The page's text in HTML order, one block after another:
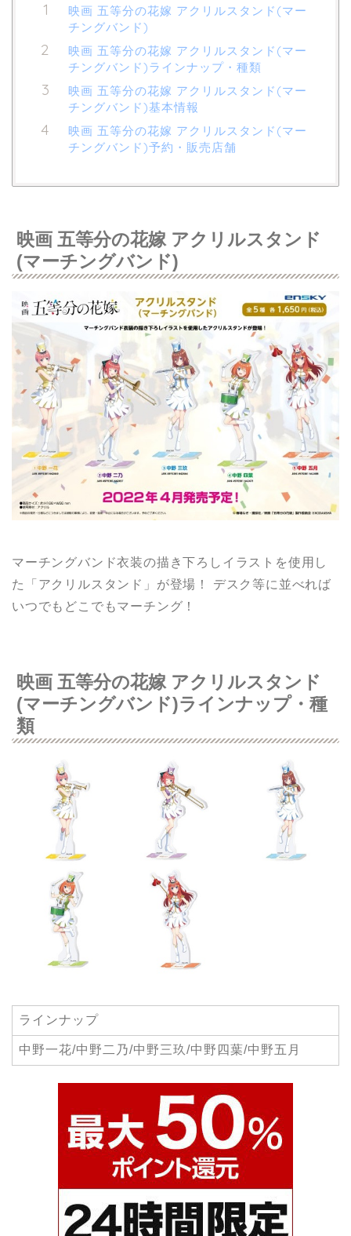
映画 五等分の花嫁 アクリルスタンド(マー
チングバンド)
映画 五等分の花嫁 アクリルスタンド(マー
チングバンド)ラインナップ・種類
映画 五等分の花嫁 アクリルスタンド(マー
チングバンド)基本情報
映画 五等分の花嫁 アクリルスタンド(マー
チングバンド)予約・販売店舗
映画 五等分の花嫁 アクリルスタンド
(マーチングバンド)
マーチングバンド衣装の描き下ろしイラストを使用し
た「アクリルスタンド」が登場！ デスク等に並べれば
いつでもどこでもマーチング！
映画 五等分の花嫁 アクリルスタンド
(マーチングバンド)ラインナップ・種
類
ラインナップ
中野一花/中野二乃/中野三玖/中野四葉/中野五月